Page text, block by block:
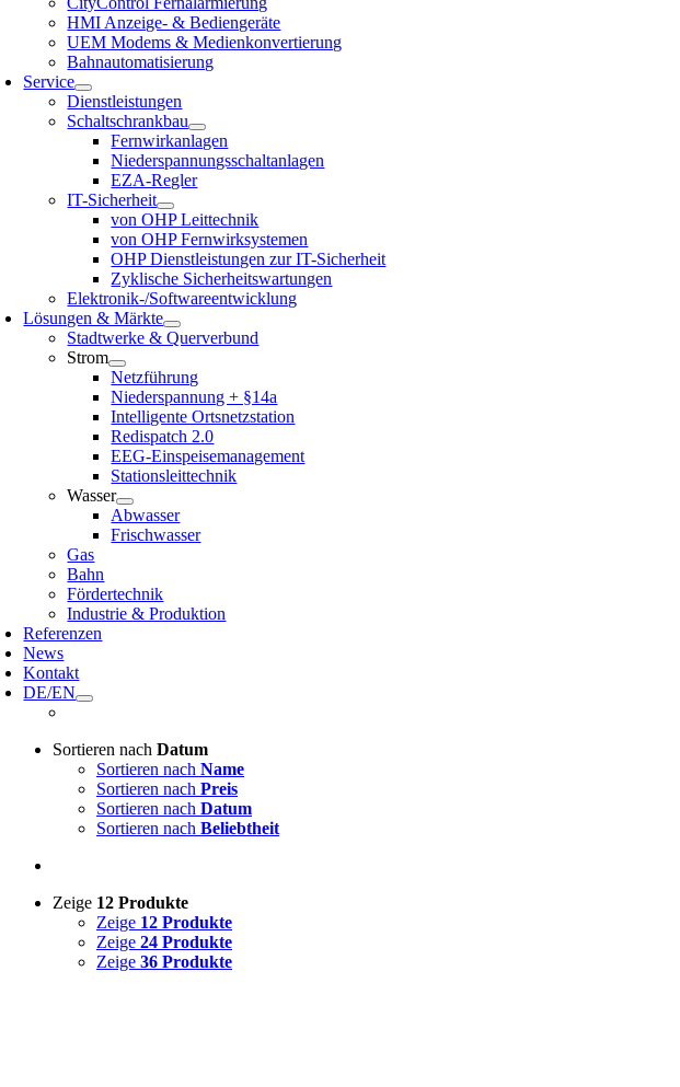
HMI Anzeige- & Bediengeräte
UEM Modems & Medienkonvertierung
Bahnautomatisierung
Service
Dienstleistungen
Schaltschrankbau
Fernwirkanlagen
Niederspannungsschaltanlagen
EZA-Regler
IT-Sicherheit
von OHP Leittechnik
von OHP Fernwirksystemen
OHP Dienstleistungen zur IT-Sicherheit
Zyklische Sicherheitswartungen
Elektronik-/Softwareentwicklung
Lösungen & Märkte
Stadtwerke & Querverbund
Strom
Netzführung
Niederspannung + §14a
Intelligente Ortsnetzstation
Redispatch 2.0
EEG-Einspeisemanagement
Stationsleittechnik
Wasser
Abwasser
Frischwasser
Gas
Bahn
Fördertechnik
Industrie & Produktion
Referenzen
News
Kontakt
DE/EN
Sortieren nach Datum
Sortieren nach Name
Sortieren nach Preis
Sortieren nach Datum
Sortieren nach Beliebtheit
Zeige 12 Produkte
Zeige 12 Produkte
Zeige 24 Produkte
Zeige 36 Produkte